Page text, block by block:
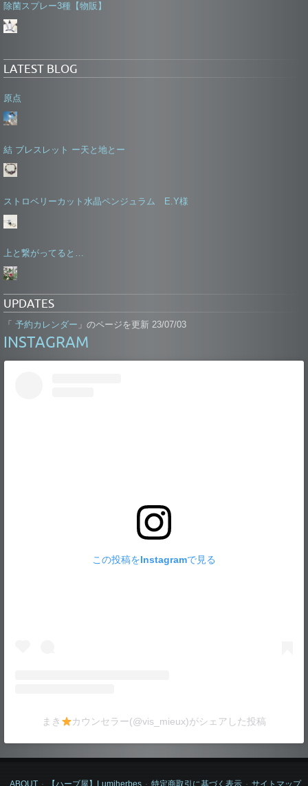
除菌スプレー3種【物販】
LATEST BLOG
原点
結 ブレスレット ー天と地とー
ストロベリーカット水晶ペンジュラム E.Y様
上と繋がってると…
UPDATES
「 予約カレンダー 」のページを更新 23/07/03
INSTAGRAM
この投稿をInstagramで見る
まき カウンセラー(@vis_mieux)がシェアした投稿